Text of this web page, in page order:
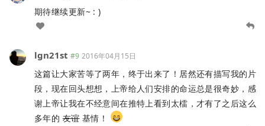
期待继续更新~ : )
lgn21st #9 2016年04月15日
这篇让大家苦等了两年，终于出来了！居然还有描写我的片
段，现在回头想想，上帝给人们安排的命运总是很奇妙，感
谢上帝让我在不经意间在推特上看到太檑，才有了之后这么
多年的友谊基情！